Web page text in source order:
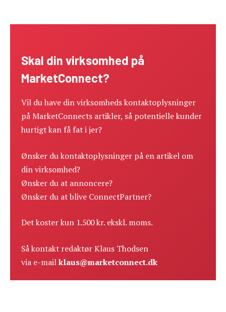
Skal din virksomhed på
MarketConnect?
Vil du have din virksomheds kontaktoplysninger
på MarketConnects artikler, så potentielle kunder
hurtigt kan få fat i jer?
Ønsker du kontaktoplysninger på en artikel om
din virksomhed?
Ønsker du at annoncere?
Ønsker du at blive ConnectPartner?
Det koster kun 1.500 kr. ekskl. moms.
Så kontakt redaktør Klaus Thodsen
via e-mailklaus@marketconnect.dk